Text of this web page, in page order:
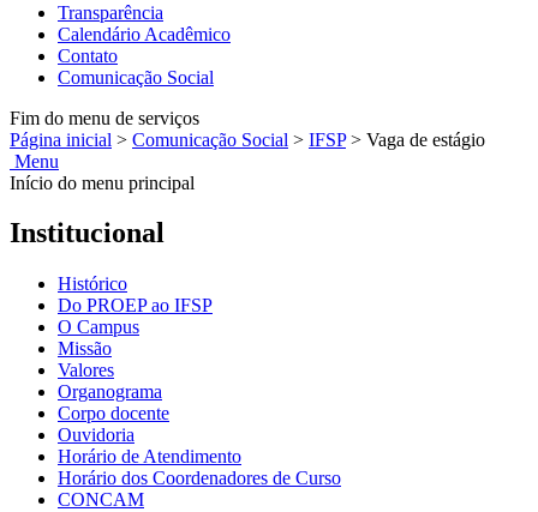
Transparência
Calendário Acadêmico
Contato
Comunicação Social
Fim do menu de serviços
Página inicial > Comunicação Social > IFSP > Vaga de estágio
Menu
Início do menu principal
Institucional
Histórico
Do PROEP ao IFSP
O Campus
Missão
Valores
Organograma
Corpo docente
Ouvidoria
Horário de Atendimento
Horário dos Coordenadores de Curso
CONCAM